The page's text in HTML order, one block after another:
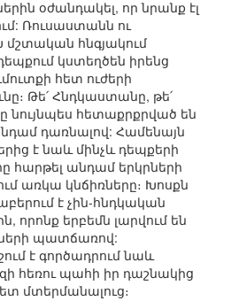
օժանդակել, որ նրանք էլ
Ռուսաստանն ու
հնգյակում
կստեղծեն իրենց
հետ ուժերի
Թե՛ Հնդկաստանը, թե՛
նույնպես հետաքրքրված են
դառնալով: Համենայն
է նաև մինչև դեպքերի
հարթել անդամ երկրների
առկա կնճիռները։ Խոսքն
է չին-հնդկական
որոնք երբեմն լարվում են
պատճառով:
է գործադրում նաև
հեռու պահի իր դաշնակից
մտերմանալուց։